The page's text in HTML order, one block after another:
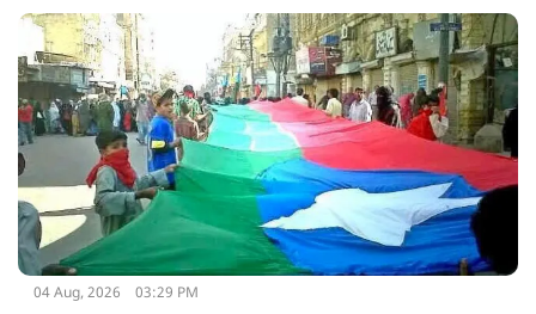
04 Aug, 2026 03:29 PM